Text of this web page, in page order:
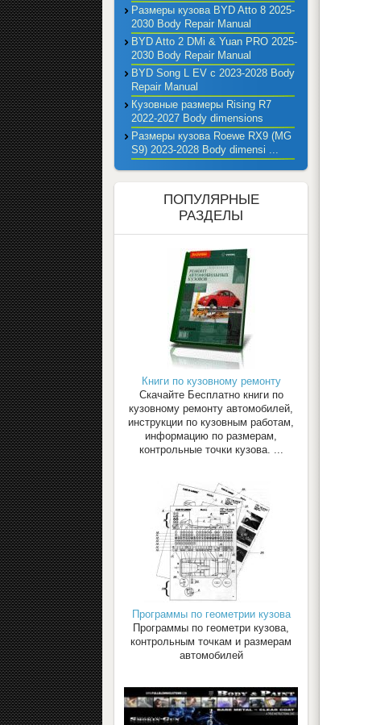
Размеры кузова BYD Atto 8 2025-
2030 Body Repair Manual
BYD Atto 2 DMi & Yuan PRO 2025-
2030 Body Repair Manual
BYD Song L EV с 2023-2028 Body
Repair Manual
Кузовные размеры Rising R7
2022-2027 Body dimensions
Размеры кузова Roewe RX9 (MG
S9) 2023-2028 Body dimensi ...
ПОПУЛЯРНЫЕ
РАЗДЕЛЫ
Книги по кузовному ремонту
Скачайте Бесплатно книги по
кузовному ремонту автомобилей,
инструкции по кузовным работам,
информацию по размерам,
контрольные точки кузова. ...
Программы по геометрии кузова
Программы по геометри кузова,
контрольным точкам и размерам
автомобилей